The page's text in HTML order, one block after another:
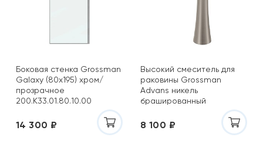
Боковая стенка Grossman
Galaxy (80х195) хром/
прозрачное
200.K33.01.80.10.00
14 300 ₽
Высокий смеситель для
раковины Grossman
Advans никель
брашированный
8 100 ₽